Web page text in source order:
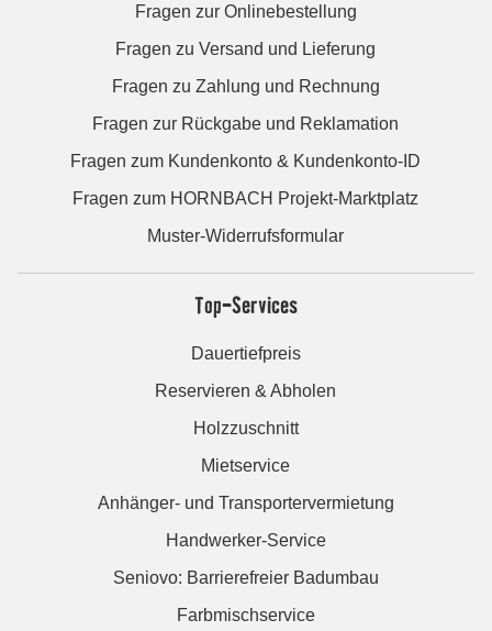
Fragen zur Onlinebestellung
Fragen zu Versand und Lieferung
Fragen zu Zahlung und Rechnung
Fragen zur Rückgabe und Reklamation
Fragen zum Kundenkonto & Kundenkonto-ID
Fragen zum HORNBACH Projekt-Marktplatz
Muster-Widerrufsformular
Top-Services
Dauertiefpreis
Reservieren & Abholen
Holzzuschnitt
Mietservice
Anhänger- und Transportervermietung
Handwerker-Service
Seniovo: Barrierefreier Badumbau
Farbmischservice